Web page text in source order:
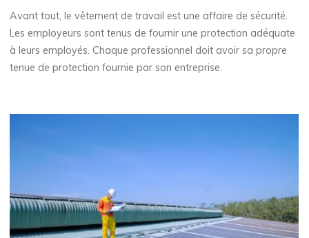
Avant tout, le vêtement de travail est une affaire de sécurité.
Les employeurs sont tenus de fournir une protection adéquate
à leurs employés. Chaque professionnel doit avoir sa propre
tenue de protection fournie par son entreprise.